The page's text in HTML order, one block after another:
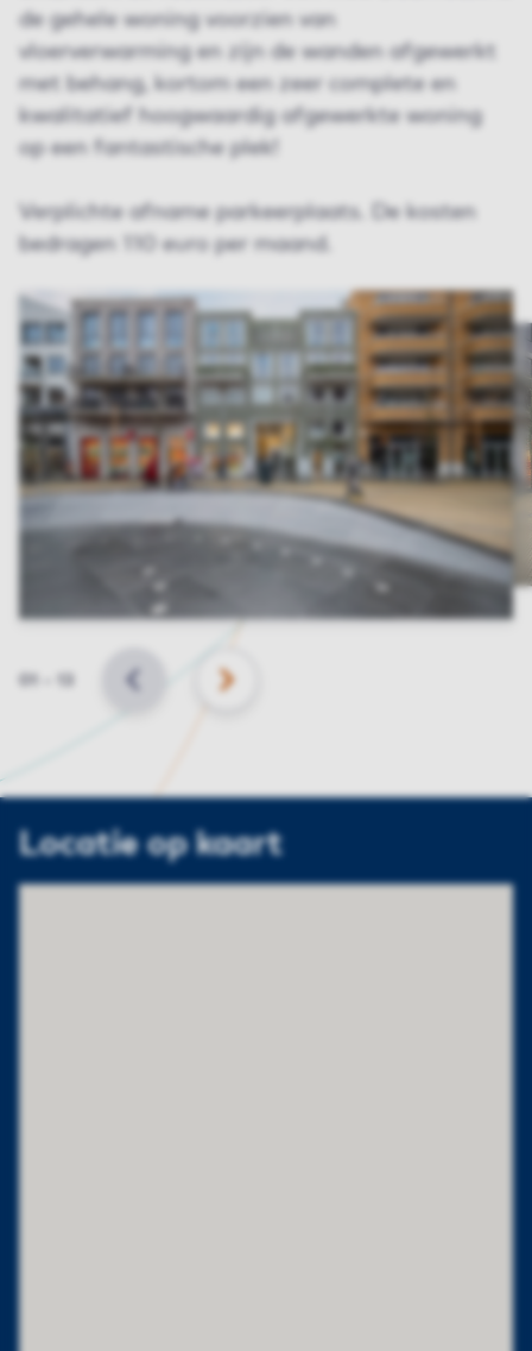
de gehele woning voorzien van
vloerverwarming en zijn de wanden afgewerkt
met behang, kortom een zeer complete en
kwalitatief hoogwaardig afgewerkte woning
op een fantastische plek!
Verplichte afname parkeerplaats. De kosten
bedragen 110 euro per maand.
Slide
VORIGE VOLGENDE
Locatie op kaart